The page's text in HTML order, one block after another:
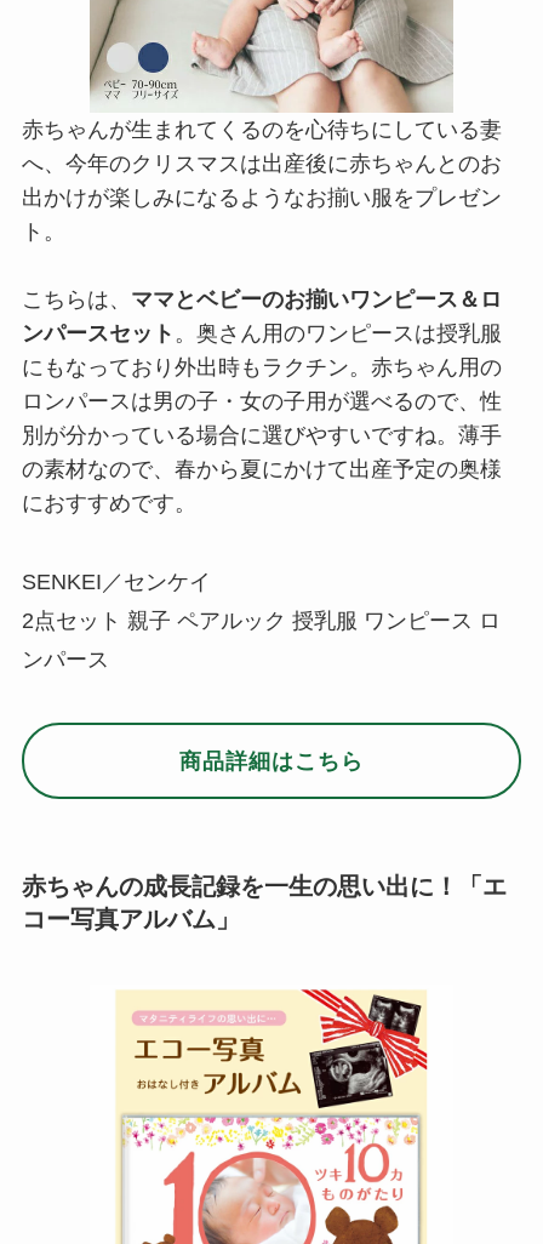
赤ちゃんが生まれてくるのを心待ちにしている妻
へ、今年のクリスマスは出産後に赤ちゃんとのお
出かけが楽しみになるようなお揃い服をプレゼン
ト。
こちらは、 ママとベビーのお揃いワンピース＆ロ
ンパースセット 。奥さん用のワンピースは授乳服
にもなっており外出時もラクチン。赤ちゃん用の
ロンパースは男の子・女の子用が選べるので、性
別が分かっている場合に選びやすいですね。薄手
の素材なので、春から夏にかけて出産予定の奥様
におすすめです。
SENKEI／センケイ
2点セット 親子 ペアルック 授乳服 ワンピース ロ
ンパース
商品詳細はこちら
赤ちゃんの成長記録を一生の思い出に！「エ
コー写真アルバム」